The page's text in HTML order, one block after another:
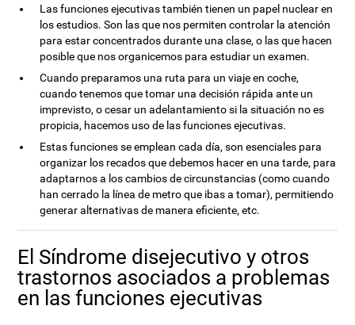
Las funciones ejecutivas también tienen un papel nuclear en
los estudios. Son las que nos permiten controlar la atención
para estar concentrados durante una clase, o las que hacen
posible que nos organicemos para estudiar un examen.
Cuando preparamos una ruta para un viaje en coche,
cuando tenemos que tomar una decisión rápida ante un
imprevisto, o cesar un adelantamiento si la situación no es
propicia, hacemos uso de las funciones ejecutivas.
Estas funciones se emplean cada día, son esenciales para
organizar los recados que debemos hacer en una tarde, para
adaptarnos a los cambios de circunstancias (como cuando
han cerrado la línea de metro que ibas a tomar), permitiendo
generar alternativas de manera eficiente, etc.
El Síndrome disejecutivo y otros
trastornos asociados a problemas
en las funciones ejecutivas